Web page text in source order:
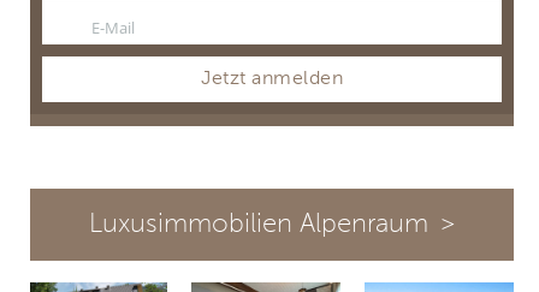
EmailE-Mail
Jetzt anmelden
Luxusimmobilien Alpenraum